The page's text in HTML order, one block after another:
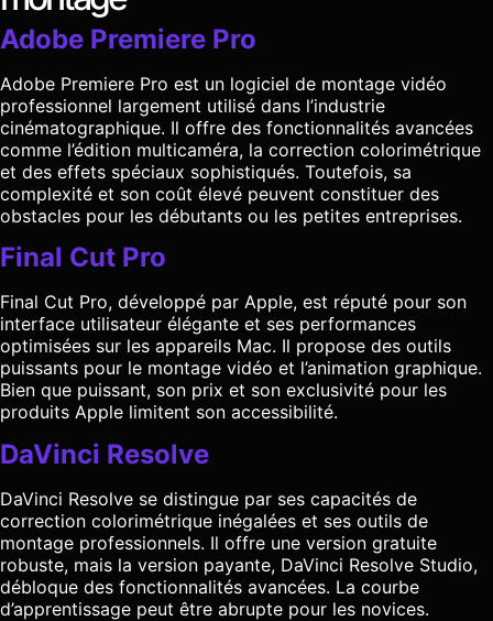
Adobe Premiere Pro
Adobe Premiere Pro est un logiciel de montage vidéo
professionnel largement utilisé dans l’industrie
cinématographique. Il offre des fonctionnalités avancées
comme l’édition multicaméra, la correction colorimétrique
et des effets spéciaux sophistiqués. Toutefois, sa
complexité et son coût élevé peuvent constituer des
obstacles pour les débutants ou les petites entreprises.
Final Cut Pro
Final Cut Pro, développé par Apple, est réputé pour son
interface utilisateur élégante et ses performances
optimisées sur les appareils Mac. Il propose des outils
puissants pour le montage vidéo et l’animation graphique.
Bien que puissant, son prix et son exclusivité pour les
produits Apple limitent son accessibilité.
DaVinci Resolve
DaVinci Resolve se distingue par ses capacités de
correction colorimétrique inégalées et ses outils de
montage professionnels. Il offre une version gratuite
robuste, mais la version payante, DaVinci Resolve Studio,
débloque des fonctionnalités avancées. La courbe
d’apprentissage peut être abrupte pour les novices.